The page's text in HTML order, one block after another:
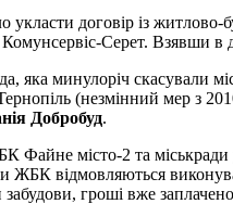
укласти договір із
Комунсервіс-Серет. Взявши
яка минулоріч скасували
(незмінний мер з
Добробуд.
Файне місто-2 та
ЖБК відмовляються
гроші вже